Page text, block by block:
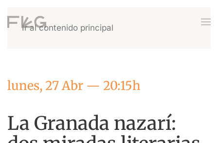
Ir al contenido principal
lunes, 27 Abr — 20:15h
La Granada nazarí: